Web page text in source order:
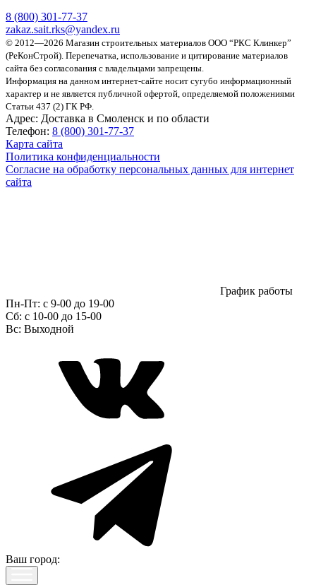
8 (800) 301-77-37
zakaz.sait.rks@yandex.ru
© 2012—2026 Магазин строительных материалов ООО “РКС Клинкер”
(РеКонСтрой). Перепечатка, использование и цитирование материалов
сайта без согласования с владельцами запрещены.
Информация на данном интернет-сайте носит сугубо информационный
характер и не является публичной офертой, определяемой положениями
Статьи 437 (2) ГК РФ.
Адрес: Доставка в Смоленск и по области
Телефон: 8 (800) 301-77-37
Карта сайта
Политика конфиденциальности
Согласие на обработку персональных данных для интернет
сайта
График работы
Пн-Пт: с 9-00 до 19-00
Сб: c 10-00 до 15-00
Вс: Выходной
Ваш город: